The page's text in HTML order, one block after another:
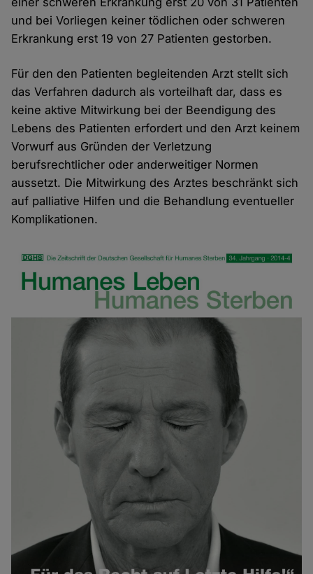
und bei Vorliegen keiner tödlichen oder schweren
Erkrankung erst 19 von 27 Patienten gestorben.
Für den den Patienten begleitenden Arzt stellt sich
das Verfahren dadurch als vorteilhaft dar, dass es
keine aktive Mitwirkung bei der Beendigung des
Lebens des Patienten erfordert und den Arzt keinem
Vorwurf aus Gründen der Verletzung
berufsrechtlicher oder anderweitiger Normen
aussetzt. Die Mitwirkung des Arztes beschränkt sich
auf palliative Hilfen und die Behandlung eventueller
Komplikationen.